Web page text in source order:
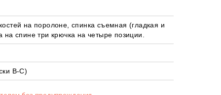
на поролоне, спинка съемная (гладкая и
на спине три крючка на четыре позиции.
В-С)